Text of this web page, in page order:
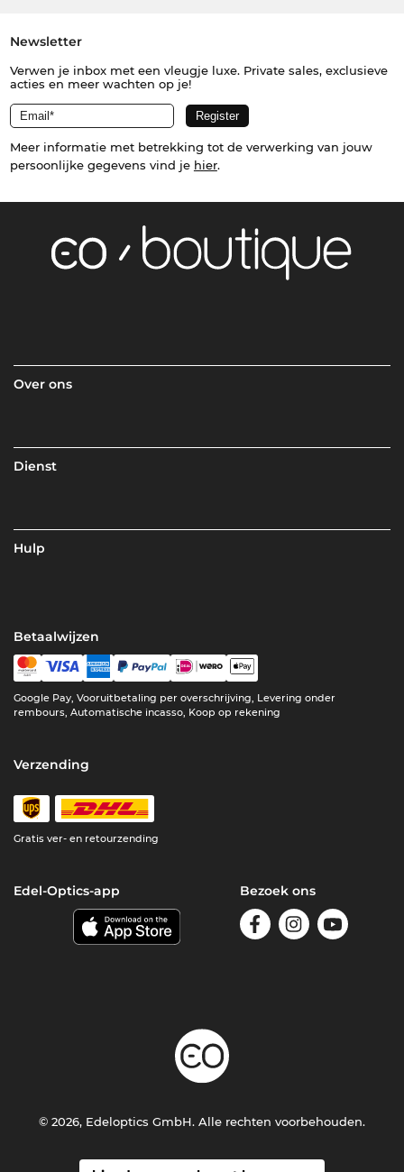
Newsletter
Verwen je inbox met een vleugje luxe. Private sales, exclusieve
acties en meer wachten op je!
Meer informatie met betrekking tot de verwerking van jouw
persoonlijke gegevens vind je hier.
Over ons
Dienst
Hulp
Betaalwijzen
Google Pay, Vooruitbetaling per overschrijving, Levering onder
rembours, Automatische incasso, Koop op rekening
Verzending
Gratis ver- en retourzending
Edel-Optics-app Bezoek ons
© 2026, Edeloptics GmbH. Alle rechten voorbehouden.